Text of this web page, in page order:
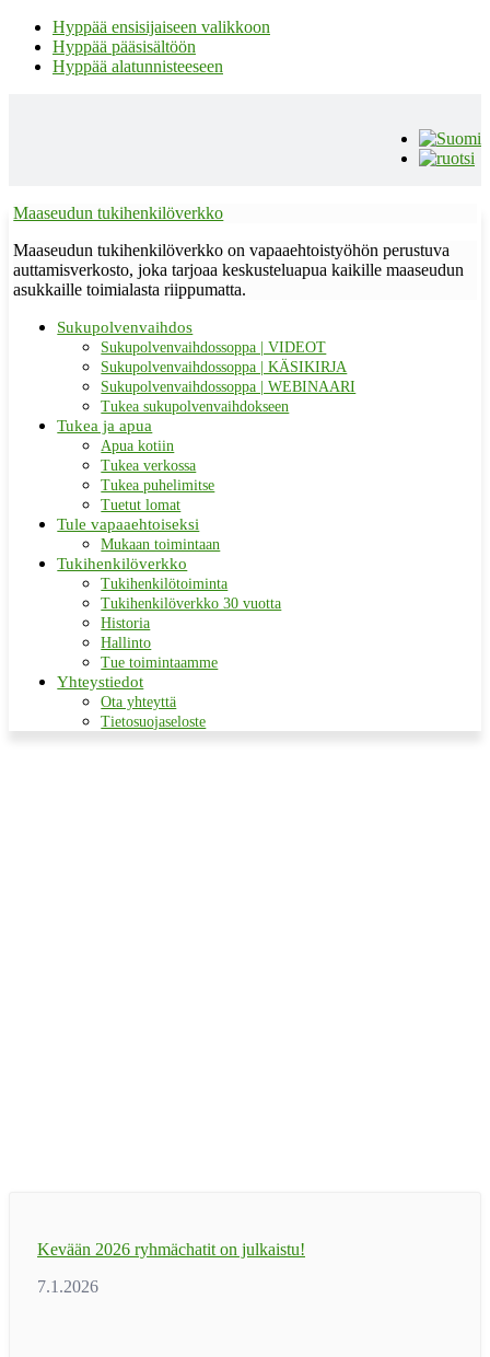
Hyppää ensisijaiseen valikkoon
Hyppää pääsisältöön
Hyppää alatunnisteeseen
Maaseudun tukihenkilöverkko
Maaseudun tukihenkilöverkko on vapaaehtoistyöhön perustuva
auttamisverkosto, joka tarjoaa keskusteluapua kaikille maaseudun
asukkaille toimialasta riippumatta.
Sukupolvenvaihdos
Sukupolvenvaihdossoppa | VIDEOT
Sukupolvenvaihdossoppa | KÄSIKIRJA
Sukupolvenvaihdossoppa | WEBINAARI
Tukea sukupolvenvaihdokseen
Tukea ja apua
Apua kotiin
Tukea verkossa
Tukea puhelimitse
Tuetut lomat
Tule vapaaehtoiseksi
Mukaan toimintaan
Tukihenkilöverkko
Tukihenkilötoiminta
Tukihenkilöverkko 30 vuotta
Historia
Hallinto
Tue toimintaamme
Yhteystiedot
Ota yhteyttä
Tietosuojaseloste
Kevään 2026 ryhmächatit on julkaistu!